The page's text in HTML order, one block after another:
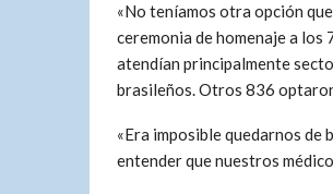
«No teníamos otra opción
ceremonia de homenaje a
atendían principalmente
brasileños. Otros 836
«Era imposible quedarnos de
entender que nuestros